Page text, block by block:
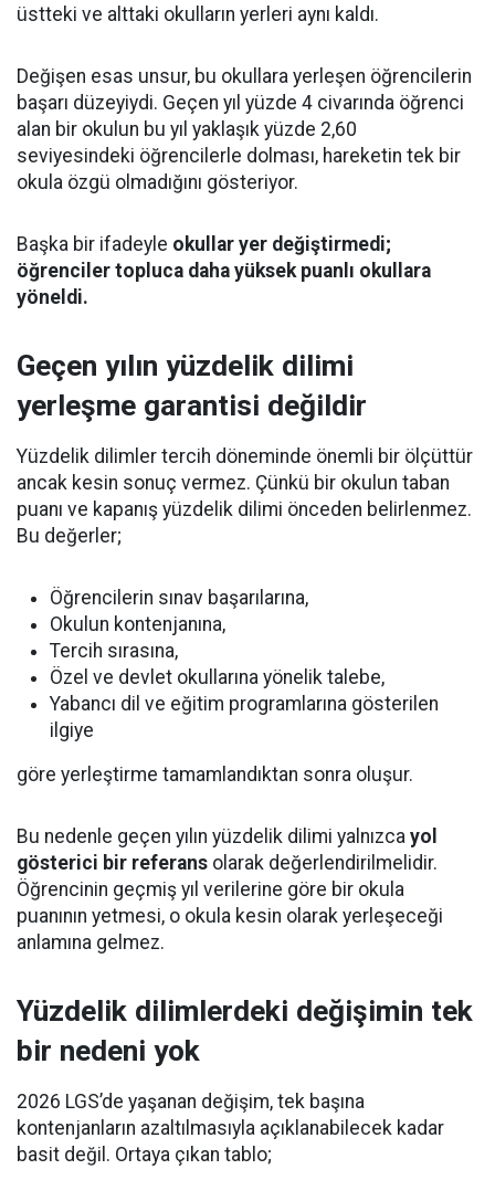
üstteki ve alttaki okulların yerleri aynı kaldı.
Değişen esas unsur, bu okullara yerleşen öğrencilerin
başarı düzeyiydi. Geçen yıl yüzde 4 civarında öğrenci
alan bir okulun bu yıl yaklaşık yüzde 2,60
seviyesindeki öğrencilerle dolması, hareketin tek bir
okula özgü olmadığını gösteriyor.
Başka bir ifadeyle okullar yer değiştirmedi;
öğrenciler topluca daha yüksek puanlı okullara
yöneldi.
Geçen yılın yüzdelik dilimi
yerleşme garantisi değildir
Yüzdelik dilimler tercih döneminde önemli bir ölçüttür
ancak kesin sonuç vermez. Çünkü bir okulun taban
puanı ve kapanış yüzdelik dilimi önceden belirlenmez.
Bu değerler;
Öğrencilerin sınav başarılarına,
Okulun kontenjanına,
Tercih sırasına,
Özel ve devlet okullarına yönelik talebe,
Yabancı dil ve eğitim programlarına gösterilen
ilgiye
göre yerleştirme tamamlandıktan sonra oluşur.
Bu nedenle geçen yılın yüzdelik dilimi yalnızca yol
gösterici bir referans olarak değerlendirilmelidir.
Öğrencinin geçmiş yıl verilerine göre bir okula
puanının yetmesi, o okula kesin olarak yerleşeceği
anlamına gelmez.
Yüzdelik dilimlerdeki değişimin tek
bir nedeni yok
2026 LGS’de yaşanan değişim, tek başına
kontenjanların azaltılmasıyla açıklanabilecek kadar
basit değil. Ortaya çıkan tablo;